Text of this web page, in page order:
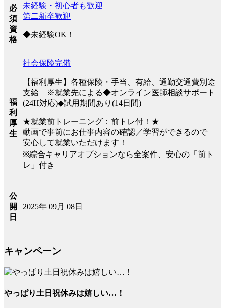
必
須
資
格
未経験・初心者も歓迎
第二新卒歓迎
◆未経験OK！
福
利
厚
生
社会保険完備
【福利厚生】各種保険・手当、有給、通勤交通費別途
支給 ※就業先による◆オンライン医師相談サポート
(24H対応)◆試用期間あり(14日間)
★就業前トレーニング：前トレ付！★
動画で事前にお仕事内容の確認／学習ができるので
安心して就業いただけます！
※綜合キャリアオプションなら全案件、安心の「前ト
レ」付き
公
開
日
2025年 09月 08日
キャンペーン
やっぱり土日祝休みは嬉しい…！